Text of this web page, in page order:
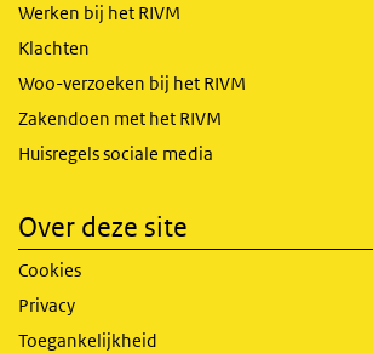
Werken bij het RIVM
Klachten
Woo-verzoeken bij het RIVM
Zakendoen met het RIVM
Huisregels sociale media
Over deze site
Cookies
Privacy
Toegankelijkheid